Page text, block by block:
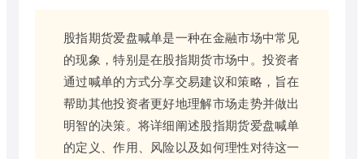
股指期货爱盘喊单是一种在金融市场中常见
的现象，特别是在股指期货市场中。投资者
通过喊单的方式分享交易建议和策略，旨在
帮助其他投资者更好地理解市场走势并做出
明智的决策。将详细阐述股指期货爱盘喊单
的定义、作用、风险以及如何理性对待这一